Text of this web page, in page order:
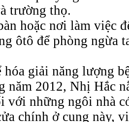
trường thọ.
hoặc nơi làm việc
ôtô để phòng ngừa
giải năng lượng
năm 2012, Nhị Hắc
với những ngôi nhà
chính ở cung này,